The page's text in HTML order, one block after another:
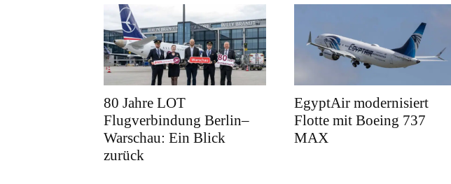
80 Jahre LOT
Flugverbindung Berlin–
Warschau: Ein Blick
zurück
EgyptAir modernisiert
Flotte mit Boeing 737
MAX